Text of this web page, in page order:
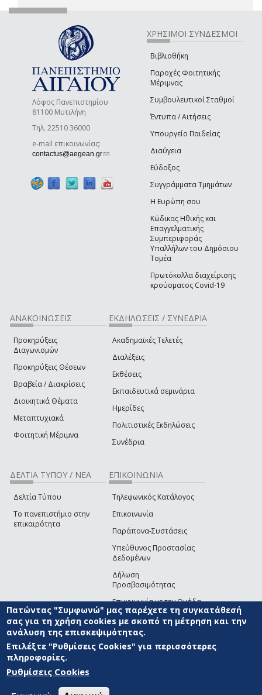
Λόφος Πανεπιστημίου
81100 Μυτιλήνη
Τηλ. 22510 36000
e-mail επικοινωνίας:
contactus@aegean.gr(link sends e-mail)
ΧΡΗΣΙΜΟΙ ΣΥΝΔΕΣΜΟΙ
Βιβλιοθήκη
Παροχές Φοιτητικής
Μέριμνας
Συμβουλευτικοί Σταθμοί
Έντυπα / Αιτήσεις
Υπουργείο Παιδείας
Διαύγεια
Εύδοξος
Συγγράμματα Τμημάτων
Η Ευρώπη σου
Κώδικας Ηθικής και
Επαγγελματικής
Συμπεριφοράς
Υπαλλήλων του Δημόσιου
Τομέα
Πρωτόκολλα διαχείρισης
κρούσματος Covid-19
ΑΝΑΚΟΙΝΩΣΕΙΣ
Προκηρύξεις
Διαγωνισμών
Προκηρύξεις Θέσεων
Βραβεία / Διακρίσεις
Διοικητικά Θέματα
Μεταπτυχιακά
Φοιτητική Μέριμνα
ΕΚΔΗΛΩΣΕΙΣ / ΣΥΝΕΔΡΙΑ
Ακαδημαϊκές Τελετές
Διαλέξεις
Εκθέσεις
Εκπαιδευτικά σεμινάρια
Ημερίδες
Πολιτιστικές Εκδηλώσεις
Συνέδρια
ΔΕΛΤΙΑ ΤΥΠΟΥ / ΝΕΑ
Δελτία Τύπου
Το πανεπιστήμιο στην
επικαιρότητα
ΕΠΙΚΟΙΝΩΝΙΑ
Τηλεφωνικός Κατάλογος
Επικοινωνία
Παράπονα-Συστάσεις
Υπεύθυνος Προστασίας
Δεδομένων
Δήλωση
Προσβασιμότητας
Επικοινωνία με την Ομάδα
Ανάπτυξης του site(link sends e-mail)
© ΠΑΝΕΠΙΣΤΗΜΙΟ ΑΙΓΑΙΟΥ ΟΡΟΙ ΧΡΗΣΗΣ
ΑΝΑΠΤΥΞΗΣ
Πατώντας "Συμφωνώ" μας παρέχετε τη συγκατάθεσή
σας για τη χρήση cookies με σκοπό τη μέτρηση και την
ανάλυση της επισκεψιμότητας.
Επιλέξτε "Ρυθμίσεις Cookies" για περισσότερες
πληροφορίες.
Ρυθμίσεις Cookies